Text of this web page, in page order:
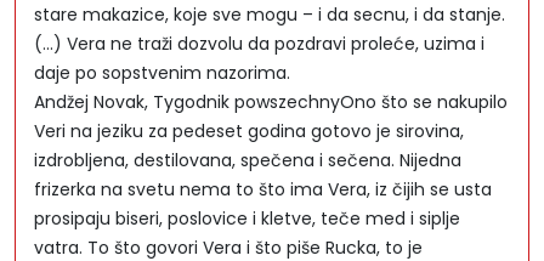
stare makazice, koje sve mogu – i da secnu, i da stanje.
(...) Vera ne traži dozvolu da pozdravi proleće, uzima i
daje po sopstvenim nazorima.
Andžej Novak, Tygodnik powszechnyOno što se nakupilo
Veri na jeziku za pedeset godina gotovo je sirovina,
izdrobljena, destilovana, spečena i sečena. Nijedna
frizerka na svetu nema to što ima Vera, iz čijih se usta
prosipaju biseri, poslovice i kletve, teče med i siplje
vatra. To što govori Vera i što piše Rucka, to je